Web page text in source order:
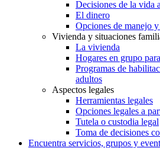
Decisiones de la vida
El dinero
Opciones de manejo
Vivienda y situaciones
La vivienda
Hogares en grupo
Programas de
adultos
Aspectos legales
Herramientas legales
Opciones legales a
Tutela o custodia legal
Toma de decisiones
Encuentra servicios, grupos y